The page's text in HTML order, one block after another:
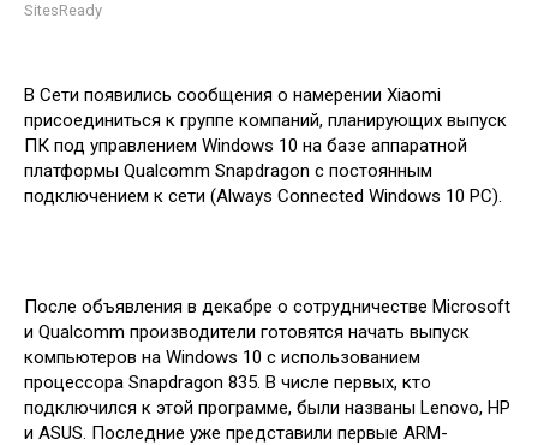
SitesReady
В Сети появились сообщения о намерении Xiaomi
присоединиться к группе компаний, планирующих выпуск
ПК под управлением Windows 10 на базе аппаратной
платформы Qualcomm Snapdragon с постоянным
подключением к сети (Always Connected Windows 10 PC).
После объявления в декабре о сотрудничестве Microsoft
и Qualcomm производители готовятся начать выпуск
компьютеров на Windows 10 с использованием
процессора Snapdragon 835. В числе первых, кто
подключился к этой программе, были названы Lenovo, HP
и ASUS. Последние уже представили первые ARM-